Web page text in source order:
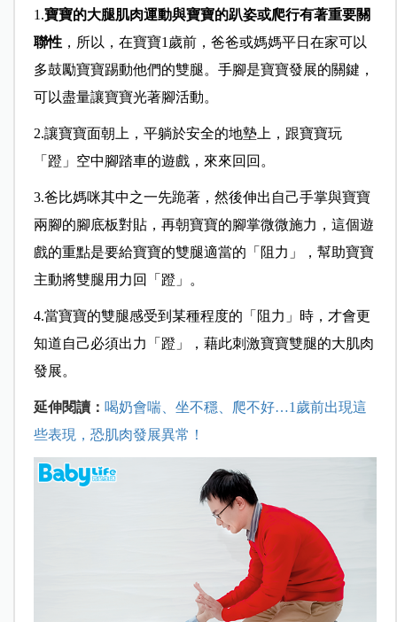
1.寶寶的大腿肌肉運動與寶寶的趴姿或爬行有著重要關
聯性，所以，在寶寶1歲前，爸爸或媽媽平日在家可以
多鼓勵寶寶踢動他們的雙腿。手腳是寶寶發展的關鍵，
可以盡量讓寶寶光著腳活動。
2.讓寶寶面朝上，平躺於安全的地墊上，跟寶寶玩
「蹬」空中腳踏車的遊戲，來來回回。
3.爸比媽咪其中之一先跪著，然後伸出自己手掌與寶寶
兩腳的腳底板對貼，再朝寶寶的腳掌微微施力，這個遊
戲的重點是要給寶寶的雙腿適當的「阻力」，幫助寶寶
主動將雙腿用力回「蹬」。
4.當寶寶的雙腿感受到某種程度的「阻力」時，才會更
知道自己必須出力「蹬」，藉此刺激寶寶雙腿的大肌肉
發展。
延伸閱讀： 喝奶會喘、坐不穩、爬不好…1歲前出現這
些表現，恐肌肉發展異常！